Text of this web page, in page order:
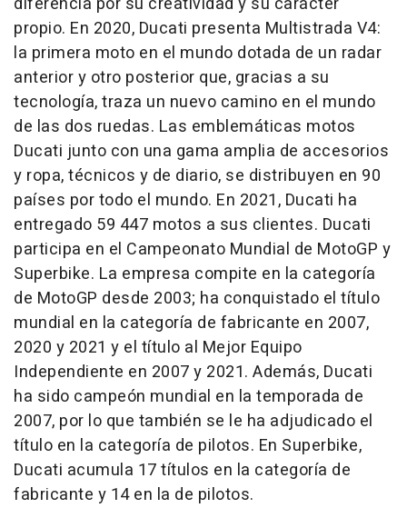
propio. En 2020, Ducati presenta Multistrada V4:
la primera moto en el mundo dotada de un radar
anterior y otro posterior que, gracias a su
tecnología, traza un nuevo camino en el mundo
de las dos ruedas. Las emblemáticas motos
Ducati junto con una gama amplia de accesorios
y ropa, técnicos y de diario, se distribuyen en 90
países por todo el mundo. En 2021, Ducati ha
entregado 59 447 motos a sus clientes. Ducati
participa en el Campeonato Mundial de MotoGP y
Superbike. La empresa compite en la categoría
de MotoGP desde 2003; ha conquistado el título
mundial en la categoría de fabricante en 2007,
2020 y 2021 y el título al Mejor Equipo
Independiente en 2007 y 2021. Además, Ducati
ha sido campeón mundial en la temporada de
2007, por lo que también se le ha adjudicado el
título en la categoría de pilotos. En Superbike,
Ducati acumula 17 títulos en la categoría de
fabricante y 14 en la de pilotos.